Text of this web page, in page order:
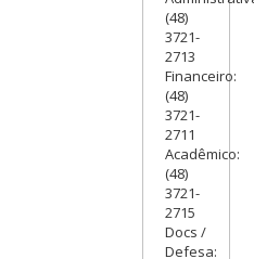
(48)
3721-
2713
Financeiro:
(48)
3721-
2711
Acadêmico:
(48)
3721-
2715
Docs /
Defesa: